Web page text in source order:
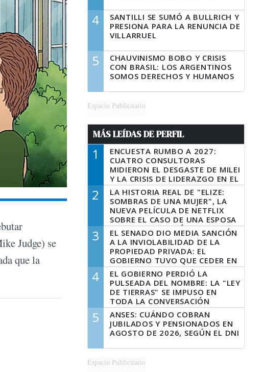
Judge) se
que la
4
SANTILLI SE SUMÓ A BULLRICH Y
PRESIONA PARA LA RENUNCIA DE
VILLARRUEL
5
CHAUVINISMO BOBO Y CRISIS
CON BRASIL: LOS ARGENTINOS
SOMOS DERECHOS Y HUMANOS
Espacio Publicitario
MÁS LEÍDAS DE PERFIL
1
ENCUESTA RUMBO A 2027:
CUATRO CONSULTORAS
MIDIERON EL DESGASTE DE MILEI
Y LA CRISIS DE LIDERAZGO EN EL
PERONISMO
2
LA HISTORIA REAL DE "ELIZE:
SOMBRAS DE UNA MUJER", LA
NUEVA PELÍCULA DE NETFLIX
SOBRE EL CASO DE UNA ESPOSA
QUE DESCUARTIZÓ A SU
MARIDO
3
EL SENADO DIO MEDIA SANCIÓN
A LA INVIOLABILIDAD DE LA
PROPIEDAD PRIVADA: EL
GOBIERNO TUVO QUE CEDER EN
LA LEY DEL MANEJO DEL FUEGO
4
EL GOBIERNO PERDIÓ LA
PULSEADA DEL NOMBRE: LA "LEY
DE TIERRAS" SE IMPUSO EN
TODA LA CONVERSACIÓN
DIGITAL
5
ANSES: CUÁNDO COBRAN
JUBILADOS Y PENSIONADOS EN
AGOSTO DE 2026, SEGÚN EL DNI
Espacio Publicitario